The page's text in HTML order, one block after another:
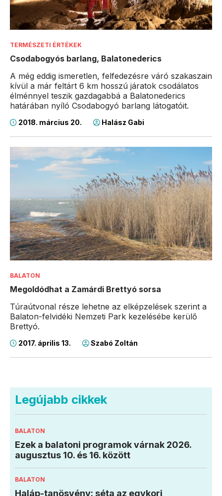
TERMÉSZETI ÉRTÉKEK
Csodabogyós barlang, Balatonederics
A még eddig ismeretlen, felfedezésre váró szakaszain
kívül a már feltárt 6 km hosszú járatok csodálatos
élménnyel teszik gazdagabbá a Balatonederics
határában nyíló Csodabogyó barlang látogatóit.
2018. március 20. Halász Gabi
BALATON
Megoldódhat a Zamárdi Brettyó sorsa
Túraútvonal része lehetne az elképzelések szerint a
Balaton-felvidéki Nemzeti Park kezelésébe kerülő
Brettyó.
2017. április 13. Szabó Zoltán
Legújabb cikkek
BALATON
Ezek a balatoni programok várnak 2026.
augusztus 10. és 16. között
BALATON
Haláp-tanösvény: séta az egykori